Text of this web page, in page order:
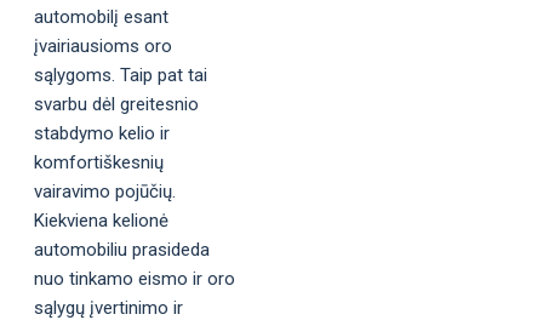
automobilį esant
įvairiausioms oro
sąlygoms. Taip pat tai
svarbu dėl greitesnio
stabdymo kelio ir
komfortiškesnių
vairavimo pojūčių.
Kiekviena kelionė
automobiliu prasideda
nuo tinkamo eismo ir oro
sąlygų įvertinimo ir